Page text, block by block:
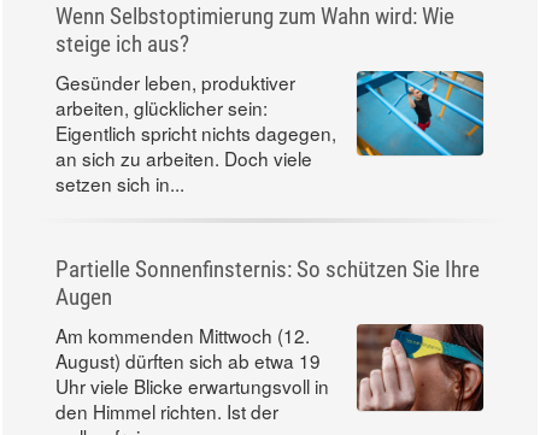
Wenn Selbstoptimierung zum Wahn wird: Wie
steige ich aus?
Gesünder leben, produktiver
arbeiten, glücklicher sein:
Eigentlich spricht nichts dagegen,
an sich zu arbeiten. Doch viele
setzen sich in...
Partielle Sonnenfinsternis: So schützen Sie Ihre
Augen
Am kommenden Mittwoch (12.
August) dürften sich ab etwa 19
Uhr viele Blicke erwartungsvoll in
den Himmel richten. Ist der